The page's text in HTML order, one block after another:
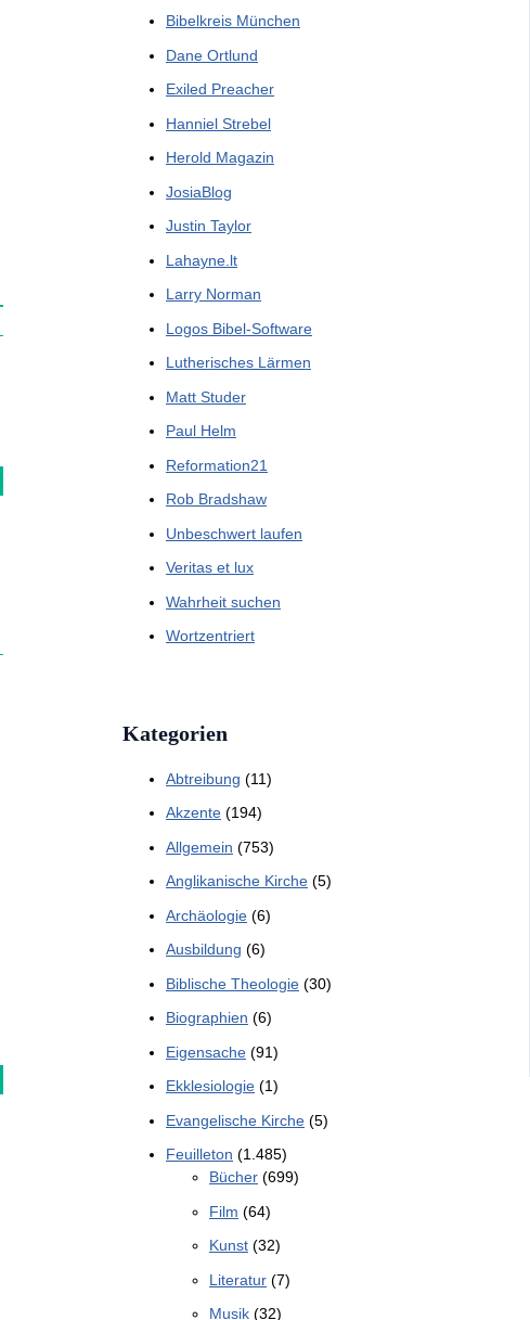
Bibelkreis München
Dane Ortlund
Exiled Preacher
Hanniel Strebel
Herold Magazin
JosiaBlog
Justin Taylor
Lahayne.lt
Larry Norman
Logos Bibel-Software
Lutherisches Lärmen
Matt Studer
Paul Helm
Reformation21
Rob Bradshaw
Unbeschwert laufen
Veritas et lux
Wahrheit suchen
Wortzentriert
Kategorien
Abtreibung (11)
Akzente (194)
Allgemein (753)
Anglikanische Kirche (5)
Archäologie (6)
Ausbildung (6)
Biblische Theologie (30)
Biographien (6)
Eigensache (91)
Ekklesiologie (1)
Evangelische Kirche (5)
Feuilleton (1.485)
Bücher (699)
Film (64)
Kunst (32)
Literatur (7)
Musik (32)